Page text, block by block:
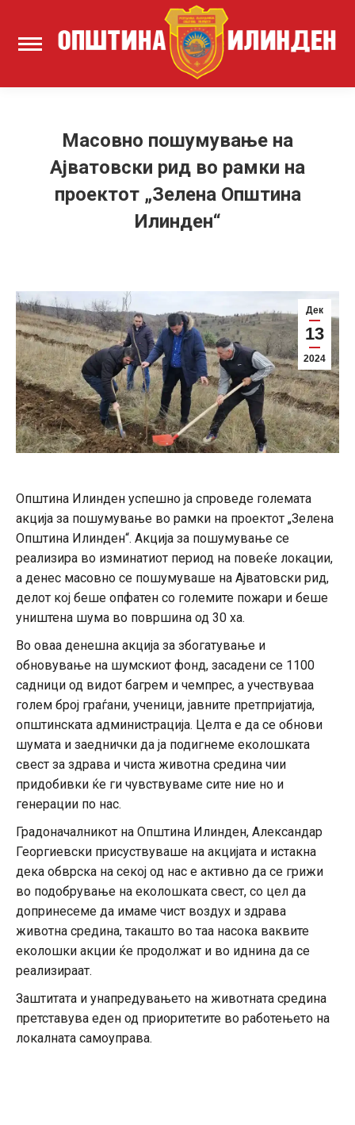
Масовно пошумување на
Ајватовски рид во рамки на
проектот „Зелена Општина
Илинден“
Дек
13
2024
Општина Илинден успешно ја спроведе големата
акција за пошумување во рамки на проектот „Зелена
Општина Илинден“. Акција за пошумување се
реализира во изминатиот период на повеќе локации,
а денес масовно се пошумуваше на Ајватовски рид,
делот кој беше опфатен со големите пожари и беше
уништена шума во површина од 30 ха.
Во оваа денешна акција за збогатување и
обновување на шумскиот фонд, засадени се 1100
садници од видот багрем и чемпрес, а учествуваа
голем број граѓани, ученици, јавните претпријатија,
општинската администрација. Целта е да се обнови
шумата и заеднички да ја подигнеме еколошката
свест за здрава и чиста животна средина чии
придобивки ќе ги чувствуваме сите ние но и
генерации по нас.
Градоначалникот на Општина Илинден, Александар
Георгиевски присуствуваше на акцијата и истакна
дека обврска на секој од нас е активно да се грижи
во подобрување на еколошката свест, со цел да
допринесеме да имаме чист воздух и здрава
животна средина, такашто во таа насока ваквите
еколошки акции ќе продолжат и во иднина да се
реализираат.
Заштитата и унапредувањето на животната средина
претставува еден од приоритетите во работењето на
локалната самоуправа.